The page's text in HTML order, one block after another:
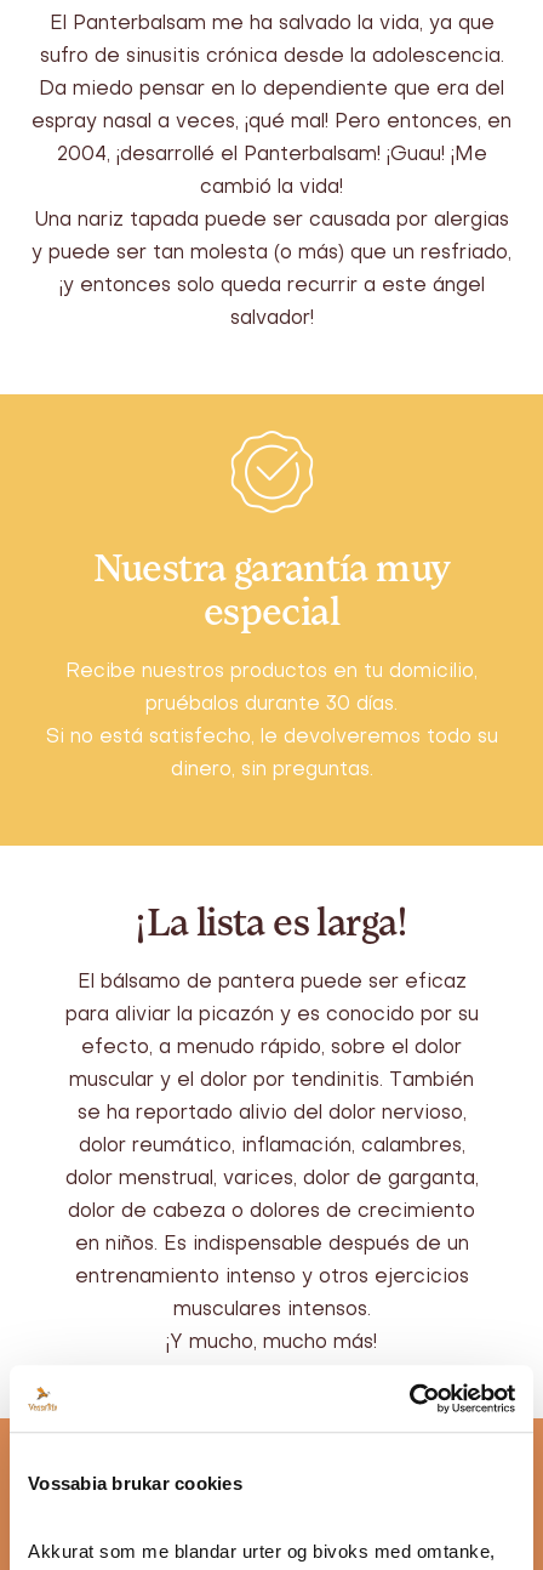
Vossabia brukar cookies
Akkurat som me blandar urter og bivoks med omtanke,
El Panterbalsam me ha salvado la vida, ya que
sufro de sinusitis crónica desde la adolescencia.
Da miedo pensar en lo dependiente que era del
espray nasal a veces, ¡qué mal! Pero entonces, en
2004, ¡desarrollé el Panterbalsam! ¡Guau! ¡Me
cambió la vida!
Una nariz tapada puede ser causada por alergias
y puede ser tan molesta (o más) que un resfriado,
¡y entonces solo queda recurrir a este ángel
salvador!
Nuestra garantía muy
especial
Recibe nuestros productos en tu domicilio,
pruébalos durante 30 días.
Si no está satisfecho, le devolveremos todo su
dinero, sin preguntas.
¡La lista es larga!
El bálsamo de pantera puede ser eficaz
para aliviar la picazón y es conocido por su
efecto, a menudo rápido, sobre el dolor
muscular y el dolor por tendinitis. También
se ha reportado alivio del dolor nervioso,
dolor reumático, inflamación, calambres,
dolor menstrual, varices, dolor de garganta,
dolor de cabeza o dolores de crecimiento
en niños. Es indispensable después de un
entrenamiento intenso y otros ejercicios
musculares intensos.
¡Y mucho, mucho más!